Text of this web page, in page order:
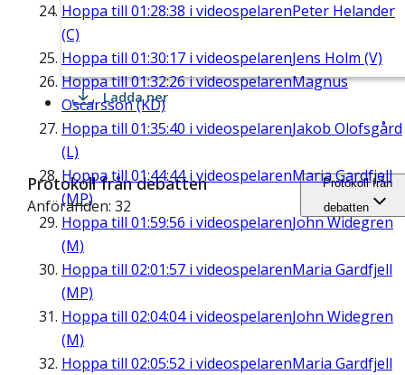
Hoppa till 01:28:38 i videospelarenPeter Helander
(C)
Hoppa till 01:30:17 i videospelarenJens Holm (V)
Hoppa till01:32:26i videospelarenMagnus
Oscarsson (KD)
Hoppa till 01:35:40 i videospelarenJakob Olofsgård
(L)
Hoppa till 01:44:44i videospelarenMaria Gardfjell
(MP)
Hoppa till 01:59:56 i videospelarenJohn Widegren
(M)
Hoppa till 02:01:57 i videospelarenMaria Gardfjell
(MP)
Hoppa till 02:04:04i videospelarenJohn Widegren
(M)
Hoppa till 02:05:52 i videospelarenMaria Gardfjell
Ladda ner
Protokoll från debatten
Anföranden: 32
Protokoll från
debatten